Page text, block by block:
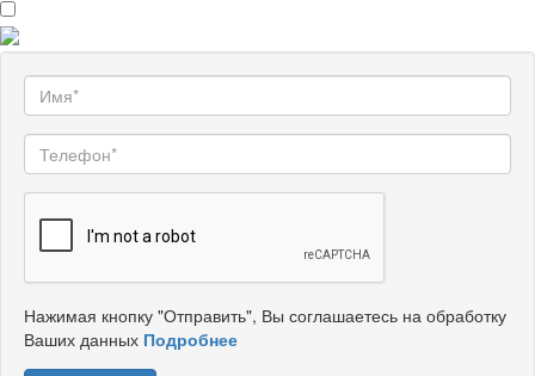
Нажимая кнопку "Отправить", Вы соглашаетесь на обработку
Ваших данных Подробнее